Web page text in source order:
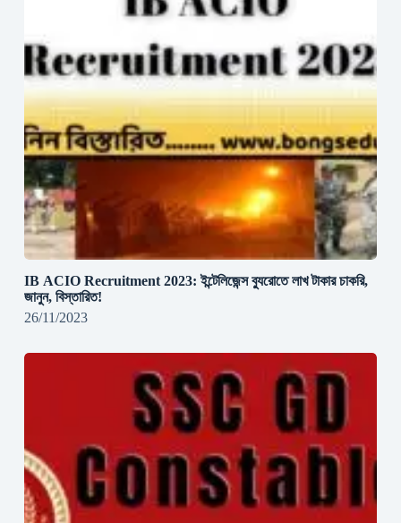
IB ACIO Recruitment 2023: ইন্টেলিজেন্স ব্যুরোতে লাখ টাকার চাকরি,
জানুন, বিস্তারিত!
26/11/2023